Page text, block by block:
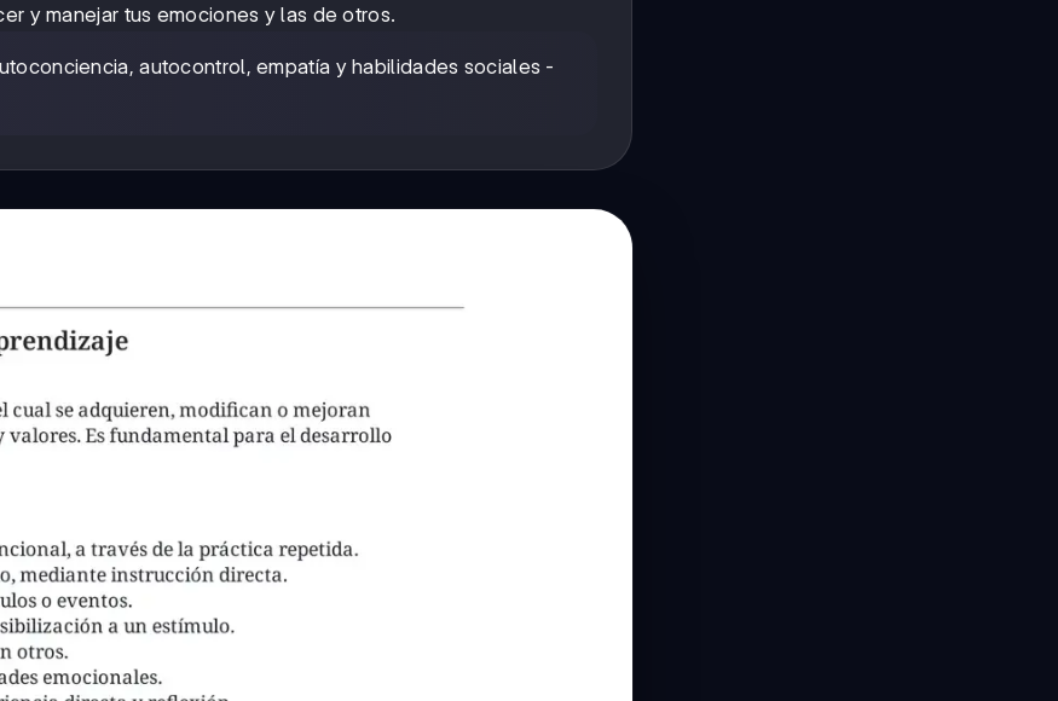
y manejar tus emociones y las de otros.
autocontrol, empatía y habilidades sociales -